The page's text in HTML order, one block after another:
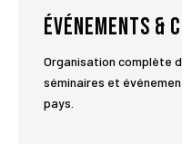
Événements &
Organisation complète
séminaires et
pays.